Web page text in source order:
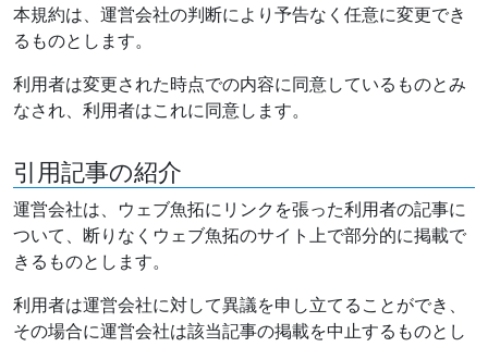
本規約は、運営会社の判断により予告なく任意に変更でき
るものとします。
利用者は変更された時点での内容に同意しているものとみ
なされ、利用者はこれに同意します。
引用記事の紹介
運営会社は、ウェブ魚拓にリンクを張った利用者の記事に
ついて、断りなくウェブ魚拓のサイト上で部分的に掲載で
きるものとします。
利用者は運営会社に対して異議を申し立てることができ、
その場合に運営会社は該当記事の掲載を中止するものとし